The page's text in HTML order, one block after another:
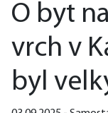
O byt
vrch v
byl